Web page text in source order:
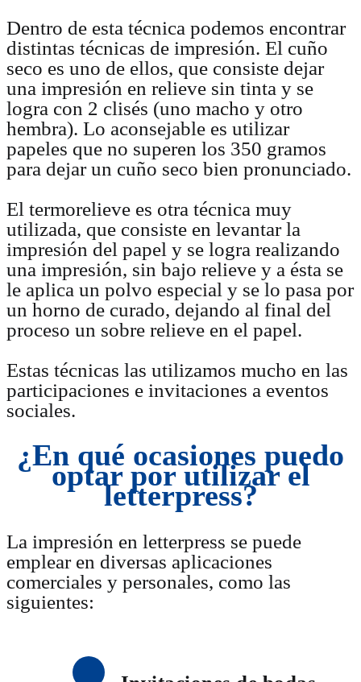
Dentro de esta técnica podemos encontrar
distintas técnicas de impresión. El cuño
seco es uno de ellos, que consiste dejar
una impresión en relieve sin tinta y se
logra con 2 clisés (uno macho y otro
hembra). Lo aconsejable es utilizar
papeles que no superen los 350 gramos
para dejar un cuño seco bien pronunciado.
El termorelieve es otra técnica muy
utilizada, que consiste en levantar la
impresión del papel y se logra realizando
una impresión, sin bajo relieve y a ésta se
le aplica un polvo especial y se lo pasa por
un horno de curado, dejando al final del
proceso un sobre relieve en el papel.
Estas técnicas las utilizamos mucho en las
participaciones e invitaciones a eventos
sociales.
¿En qué ocasiones puedo
optar por utilizar el
letterpress?
La impresión en letterpress se puede
emplear en diversas aplicaciones
comerciales y personales, como las
siguientes: